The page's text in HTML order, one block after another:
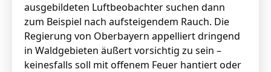
ausgebildeten Luftbeobachter suchen dann
zum Beispiel nach aufsteigendem Rauch. Die
Regierung von Oberbayern appelliert dringend
in Waldgebieten äußert vorsichtig zu sein –
keinesfalls soll mit offenem Feuer hantiert oder